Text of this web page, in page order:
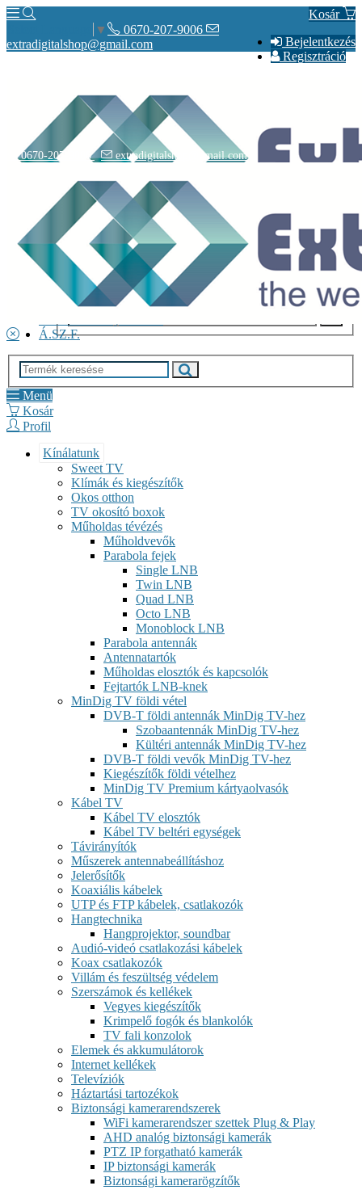
Kosár
Bejelentkezés
Regisztráció
▼
0670-207-9006
extradigitalshop@gmail.com
Rólunk
Elérhetőségeink
Vásárlás
Szállítás
Á.SZ.F.
0670-207-9006 extradigitalshop@gmail.com
Menü
Kosár
Profil
Kínálatunk
Sweet TV
Klímák és kiegészítők
Okos otthon
TV okosító boxok
Műholdas tévézés
Műholdvevők
Parabola fejek
Single LNB
Twin LNB
Quad LNB
Octo LNB
Monoblock LNB
Parabola antennák
Antennatartók
Műholdas elosztók és kapcsolók
Fejtartók LNB-knek
MinDig TV földi vétel
DVB-T földi antennák MinDig TV-hez
Szobaantennák MinDig TV-hez
Kültéri antennák MinDig TV-hez
DVB-T földi vevők MinDig TV-hez
Kiegészítők földi vételhez
MinDig TV Premium kártyaolvasók
Kábel TV
Kábel TV elosztók
Kábel TV beltéri egységek
Távirányítók
Műszerek antennabeállításhoz
Jelerősítők
Koaxiális kábelek
UTP és FTP kábelek, csatlakozók
Hangtechnika
Hangprojektor, soundbar
Audió-videó csatlakozási kábelek
Koax csatlakozók
Villám és feszültség védelem
Szerszámok és kellékek
Vegyes kiegészítők
Krimpelő fogók és blankolók
TV fali konzolok
Elemek és akkumulátorok
Internet kellékek
Televíziók
Háztartási tartozékok
Biztonsági kamerarendszerek
WiFi kamerarendszer szettek Plug & Play
AHD analóg biztonsági kamerák
PTZ IP forgatható kamerák
IP biztonsági kamerák
Biztonsági kamerarögzítők